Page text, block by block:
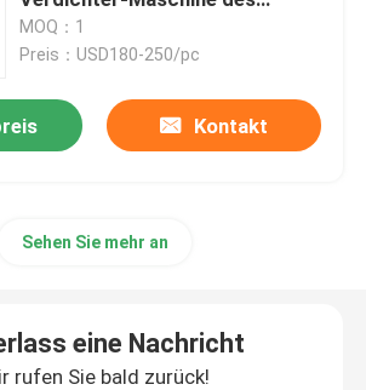
Maschine
Ausgangs60kpa
MOQ：1
Preis：USD180-250/pc
Kontakt
Sehen Sie mehr an
eine Nachricht
rufen Sie bald zurück!